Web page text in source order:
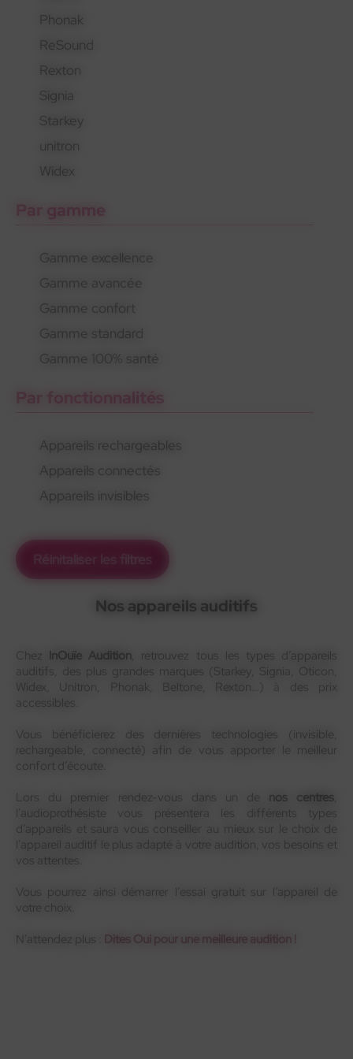
Phonak
ReSound
Rexton
Signia
Starkey
unitron
Widex
Par gamme
Gamme excellence
Gamme avancée
Gamme confort
Gamme standard
Gamme 100% santé
Par fonctionnalités
Appareils rechargeables
Appareils connectés
Appareils invisibles
Réinitaliser les filtres
Nos appareils auditifs
Chez InOuïe Audition, retrouvez tous les types d’appareils
auditifs, des plus grandes marques (Starkey, Signia, Oticon,
Widex, Unitron, Phonak, Beltone, Rexton…) à des prix
accessibles.
Vous bénéficierez des dernières technologies (invisible,
rechargeable, connecté) afin de vous apporter le meilleur
confort d’écoute.
Lors du premier rendez-vous dans un de nos centres,
l’audioprothésiste vous présentera les différents types
d’appareils et saura vous conseiller au mieux sur le choix de
l’appareil auditif le plus adapté à votre audition, vos besoins et
vos attentes.
Vous pourrez ainsi démarrer l’essai gratuit sur l’appareil de
votre choix.
N’attendez plus :
Dites Oui pour une meilleure audition !